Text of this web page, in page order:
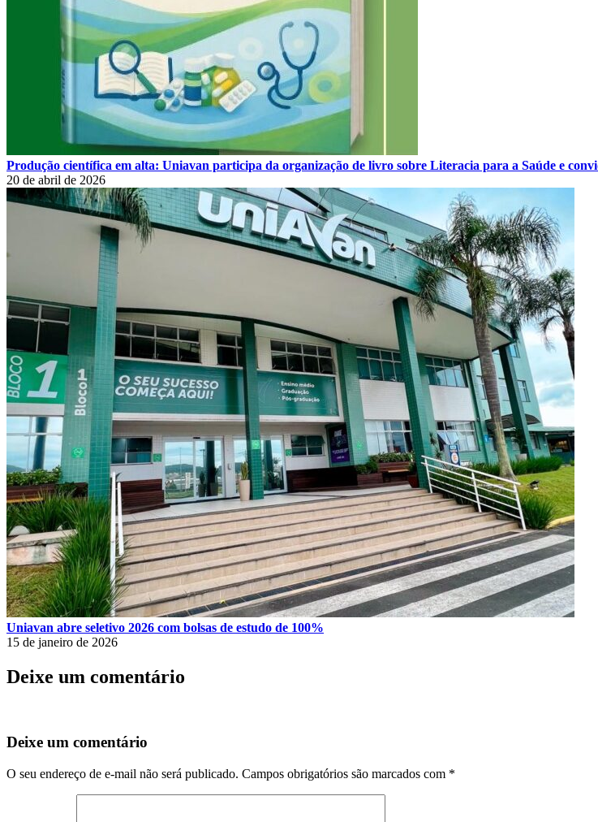
Produção científica em alta: Uniavan participa da organização de livro sobre Literacia para a Saúde e
20 de abril de 2026
Uniavan abre seletivo 2026 com bolsas de estudo de 100%
15 de janeiro de 2026
Deixe um comentário
Deixe um comentário
O seu endereço de e-mail não será publicado. Campos obrigatórios são marcados com *